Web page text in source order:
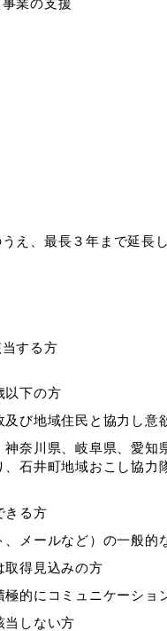
業の支援
え、最長３年まで延長し
する方
以下の方
び地域住民と協力し意
奈川県、岐阜県、愛
石井町地域おこし協
きる方
メールなど）の一般的
取得見込みの方
的にコミュニケーショ
当しない方